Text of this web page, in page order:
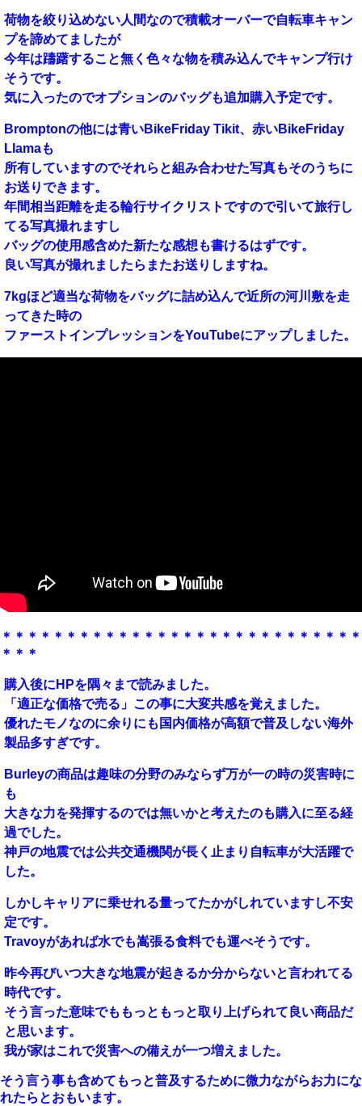
荷物を絞り込めない人間なので積載オーバーで自転車キャン
プを諦めてましたが
今年は躊躇すること無く色々な物を積み込んでキャンプ行け
そうです。
気に入ったのでオプションのバッグも追加購入予定です。
Bromptonの他には青いBikeFriday Tikit、赤いBikeFriday
Llamaも
所有していますのでそれらと組み合わせた写真もそのうちに
お送りできます。
年間相当距離を走る輪行サイクリストですので引いて旅行し
てる写真撮れますし
バッグの使用感含めた新たな感想も書けるはずです。
良い写真が撮れましたらまたお送りしますね。
7kgほど適当な荷物をバッグに詰め込んで近所の河川敷を走
ってきた時の
ファーストインプレッションをYouTubeにアップしました。
＊＊＊＊＊＊＊＊＊＊＊＊＊＊＊＊＊＊＊＊＊＊＊＊＊＊＊＊
＊＊＊
購入後にHPを隅々まで読みました。
「適正な価格で売る」この事に大変共感を覚えました。
優れたモノなのに余りにも国内価格が高額で普及しない海外
製品多すぎです。
Burleyの商品は趣味の分野のみならず万が一の時の災害時に
も
大きな力を発揮するのでは無いかと考えたのも購入に至る経
過でした。
神戸の地震では公共交通機関が長く止まり自転車が大活躍で
した。
しかしキャリアに乗せれる量ってたかがしれていますし不安
定です。
Travoyがあれば水でも嵩張る食料でも運べそうです。
昨今再びいつ大きな地震が起きるか分からないと言われてる
時代です。
そう言った意味でももっともっと取り上げられて良い商品だ
と思います。
我が家はこれで災害への備えが一つ増えました。
そう言う事も含めてもっと普及するために微力ながらお力にな
れたらとおもいます。